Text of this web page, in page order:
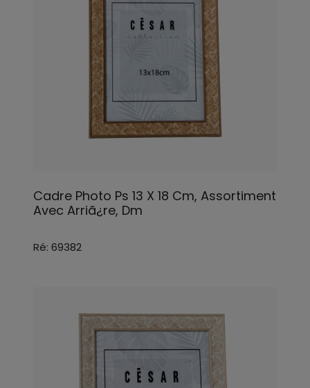
Cadre Photo Ps 13 X 18 Cm, Assortiment
Avec Arriã¿re, Dm
Ré: 69382